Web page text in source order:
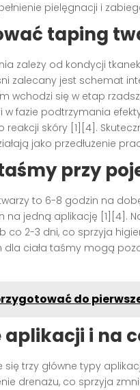
pielęgnacji i
taping
zależy od kondycji
zalecany jest schemat
wchodzi się w etap
fazie podtrzymania
skóry [1][4].
jako przedłużenie
przy
to 6-8 godzin na
na jedną aplikację [1][4].
co 2-3 dni, co sprzyja
ciała taśmy mogą
do
i na
trzy główne typy
drenażu, co sprzyja